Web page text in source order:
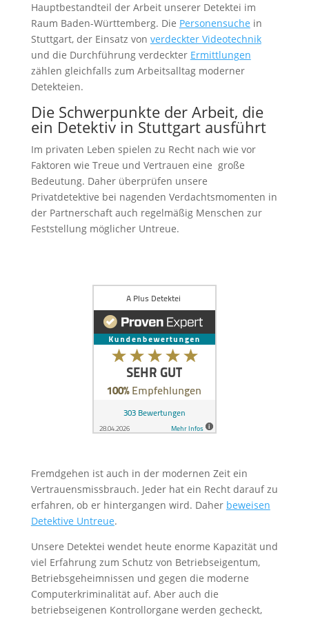
Hauptbestandteil der Arbeit unserer Detektei im
Raum Baden-Württemberg. Die Personensuche in
Stuttgart, der Einsatz von verdeckter Videotechnik
und die Durchführung verdeckter Ermittlungen
zählen gleichfalls zum Arbeitsalltag moderner
Detekteien.
Die Schwerpunkte der Arbeit, die
ein Detektiv in Stuttgart ausführt
Im privaten Leben spielen zu Recht nach wie vor
Faktoren wie Treue und Vertrauen eine große
Bedeutung. Daher überprüfen unsere
Privatdetektive bei nagenden Verdachtsmomenten in
der Partnerschaft auch regelmäßig Menschen zur
Feststellung möglicher Untreue.
Fremdgehen ist auch in der modernen Zeit ein
Vertrauensmissbrauch. Jeder hat ein Recht darauf zu
erfahren, ob er hintergangen wird. Daher beweisen
Detektive Untreue.
Unsere Detektei wendet heute enorme Kapazität und
viel Erfahrung zum Schutz von Betriebseigentum,
Betriebsgeheimnissen und gegen die moderne
Computerkriminalität auf. Aber auch die
betriebseigenen Kontrollorgane werden gecheckt,